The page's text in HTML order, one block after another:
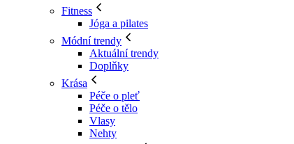
Fitness
Jóga a pilates
Módní trendy
Aktuální trendy
Doplňky
Krása
Péče o pleť
Péče o tělo
Vlasy
Nehty